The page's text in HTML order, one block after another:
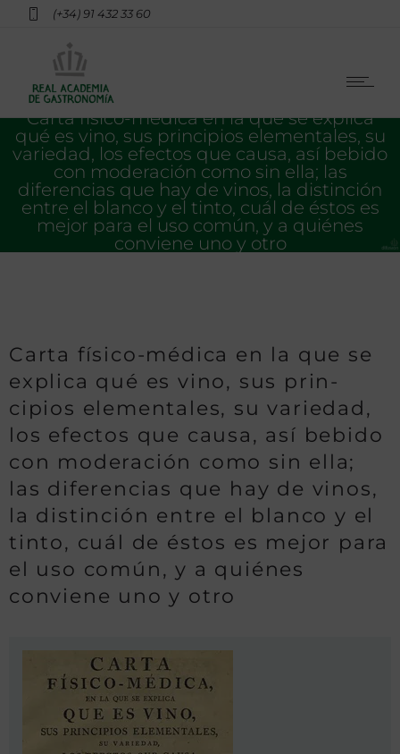
(+34) 91 432 33 60
Carta físico-médica en la que se explica
qué es vino, sus prin­cipios elementales, su
variedad, los efectos que causa, así bebido
con moderación como sin ella; las
diferencias que hay de vinos, la distinción
entre el blanco y el tinto, cuál de éstos es
mejor para el uso común, y a quiénes
conviene uno y otro
Carta físico-médica en la que se
explica qué es vino, sus prin­
cipios elementales, su variedad,
los efectos que causa, así bebido
con moderación como sin ella;
las diferencias que hay de vinos,
la distinción entre el blanco y el
tinto, cuál de éstos es mejor para
el uso común, y a quiénes
conviene uno y otro